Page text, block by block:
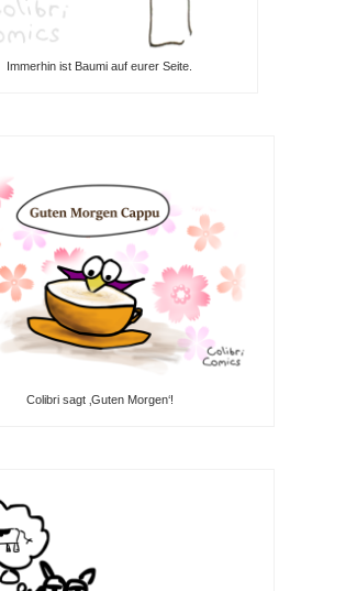
Immerhin ist Baumi auf eurer Seite.
Colibri sagt ‚Guten Morgen‘!